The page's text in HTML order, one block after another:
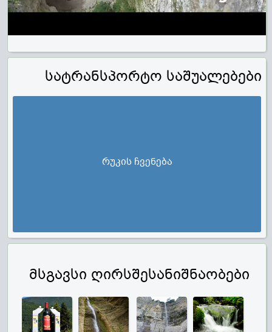
სატრანსპორტო საშუალებები
რუკის ჩვენება
მსგავსი ღირსშესანიშნაობები